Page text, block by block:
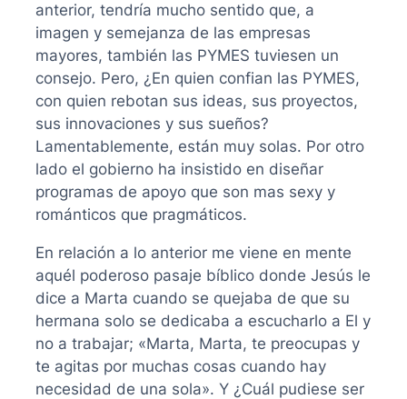
anterior, tendría mucho sentido que, a
imagen y semejanza de las empresas
mayores, también las PYMES tuviesen un
consejo. Pero, ¿En quien confian las PYMES,
con quien rebotan sus ideas, sus proyectos,
sus innovaciones y sus sueños?
Lamentablemente, están muy solas. Por otro
lado el gobierno ha insistido en diseñar
programas de apoyo que son mas sexy y
románticos que pragmáticos.
En relación a lo anterior me viene en mente
aquél poderoso pasaje bíblico donde Jesús le
dice a Marta cuando se quejaba de que su
hermana solo se dedicaba a escucharlo a El y
no a trabajar; «Marta, Marta, te preocupas y
te agitas por muchas cosas cuando hay
necesidad de una sola». Y ¿Cuál pudiese ser